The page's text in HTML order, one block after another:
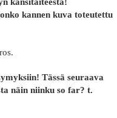
kannen kuva toteutettu
Tässä seuraava
näin niinku so far? t.